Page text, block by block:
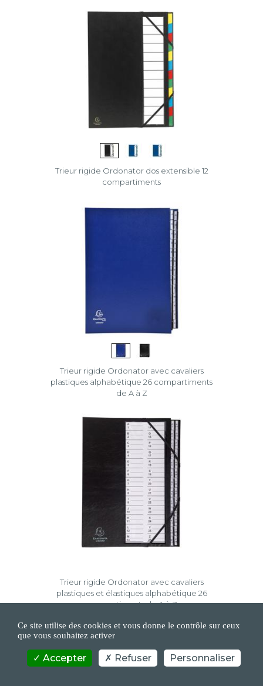
Trieur rigide Ordonator dos extensible 12
compartiments
Trieur rigide Ordonator avec cavaliers
plastiques alphabétique 26 compartiments
de A à Z
Trieur rigide Ordonator avec cavaliers
plastiques et élastiques alphabétique 26
compartiments de A à Z
Ce site utilise des cookies et vous donne le contrôle sur ceux
que vous souhaitez activer
Accepter Refuser Personnaliser